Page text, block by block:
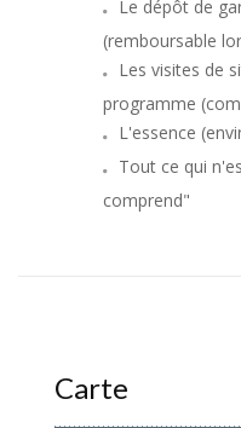
Le dépôt de
(remboursable
Les visites de
programme
L'essence
Tout ce qui
comprend"
Carte